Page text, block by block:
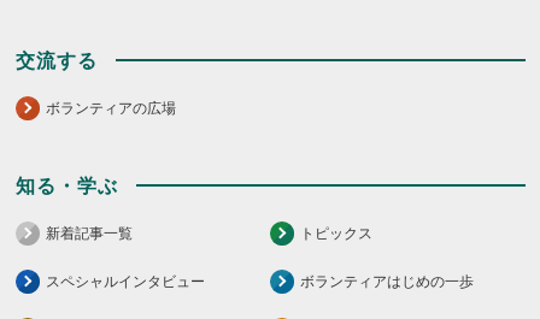
交流する
ボランティアの広場
知る・学ぶ
新着記事一覧 トピックス
スペシャルインタビュー ボランティアはじめの一歩